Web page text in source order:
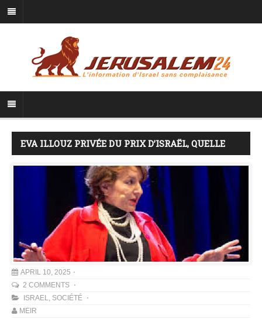
EVA ILLOUZ PRIVÉE DU PRIX D’ISRAËL, QUELLE
INJUSTICE!
APRIL 10, 2025
2 COMMENTS
ISRAEL, SOCIÉTÉ
MEIR